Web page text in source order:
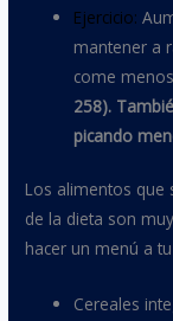
Ejercicio:
mantener a
come
258). Tambié
picando
Los alimentos que
de la dieta son
hacer un menú a
Cereales